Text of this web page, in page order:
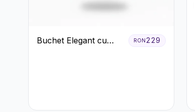
Buchet Elegant cu
RON229